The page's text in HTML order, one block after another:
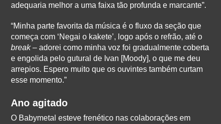
adequaria melhor a uma faixa tão profunda e marcante”.
“Minha parte favorita da música é o fluxo da seção que
começa com ‘Negai o kakete’, logo após o refrão, até o
break– adorei como minha voz foi gradualmente coberta
e engolida pelo gutural de Ivan [Moody], o que me deu
arrepios. Espero muito que os ouvintes também curtam
esse momento.”
Ano agitado
O Babymetal esteve frenético nas colaborações em